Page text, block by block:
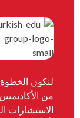
لنكون الخطوة
من
الاستشارات